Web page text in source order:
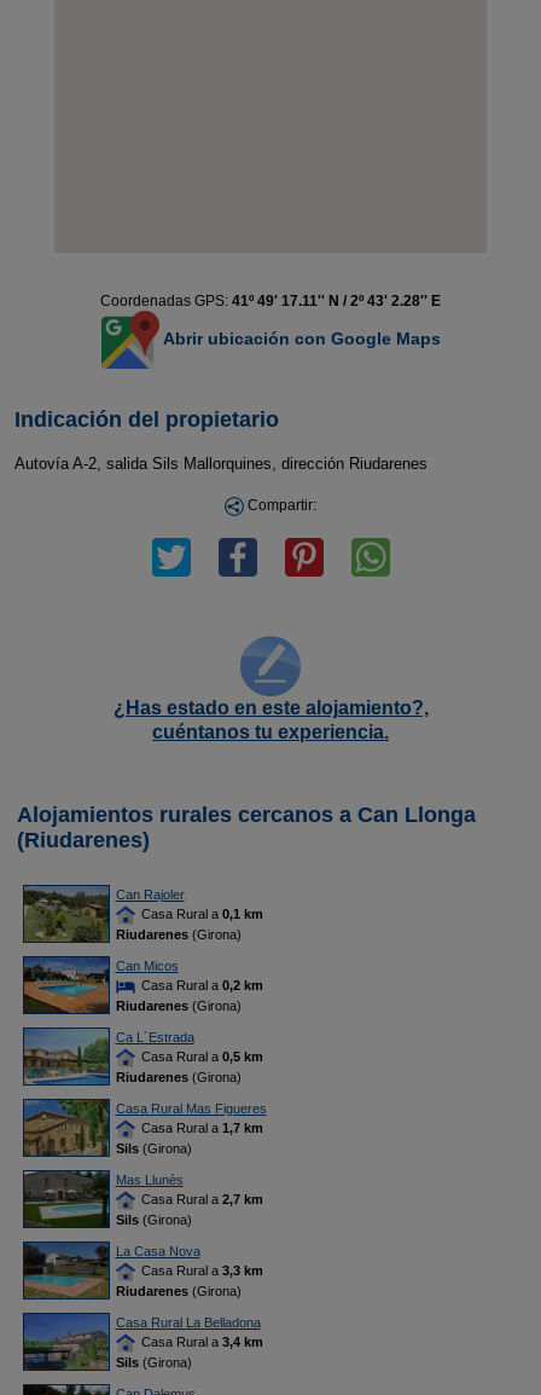
Coordenadas GPS: 41º 49' 17.11'' N / 2º 43' 2.28'' E
Abrir ubicación con Google Maps
Indicación del propietario
Autovía A-2, salida Sils Mallorquines, dirección Riudarenes
Compartir:
¿Has estado en este alojamiento?,
cuéntanos tu experiencia.
Alojamientos rurales cercanos a Can Llonga
(Riudarenes)
Can Rajoler
Casa Rural a 0,1 km
Riudarenes(Girona)
Can Micos
Casa Rural a 0,2 km
Riudarenes(Girona)
Ca L´Estrada
Casa Rural a 0,5 km
Riudarenes(Girona)
Casa Rural Mas Figueres
Casa Rural a 1,7 km
Sils(Girona)
Mas Llunès
Casa Rural a 2,7 km
Sils(Girona)
La Casa Nova
Casa Rural a 3,3 km
Riudarenes(Girona)
Casa Rural La Belladona
Casa Rural a 3,4 km
Sils(Girona)